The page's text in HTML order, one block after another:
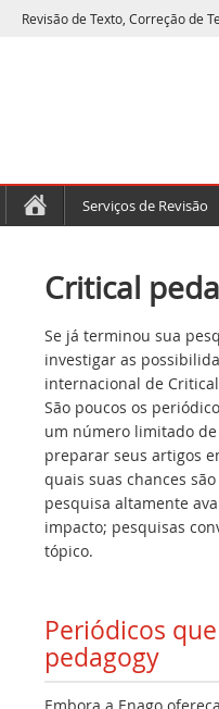
Revisão de Texto, Correção de
Serviços de Revisão
Critical
Se já terminou sua
investigar as
internacional de
São poucos os
um número limitado
preparar seus artigos
quais suas chances
pesquisa altamente
impacto; pesquisas
tópico.
Periódicos
pedagogy
Embora a Enago